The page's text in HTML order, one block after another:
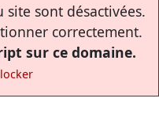
sont désactivées.
correctement.
sur ce domaine.